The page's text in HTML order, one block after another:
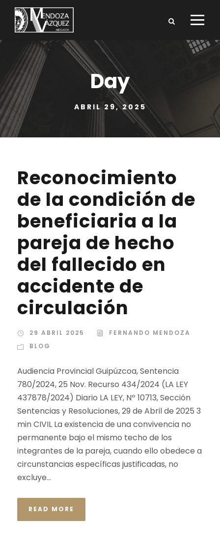
Day
ABRIL 29, 2025
Reconocimiento
de la condición de
beneficiaria a la
pareja de hecho
del fallecido en
accidente de
circulación
29 ABRIL 2025
FERNANDO MENDOZA
BLOG
Audiencia Provincial Guipúzcoa, Sentencia
780/2024, 25 Nov. Recurso 434/2024 (LA LEY
437878/2024) Diario LA LEY, Nº 10713, Sección
Sentencias y Resoluciones, 29 de Abril de 2025 3
min CIVIL La existencia de una convivencia no
permanente bajo el mismo techo de los
integrantes de la pareja, cuando ello obedece a
circunstancias específicas justificadas, no
excluye...
READ MORE